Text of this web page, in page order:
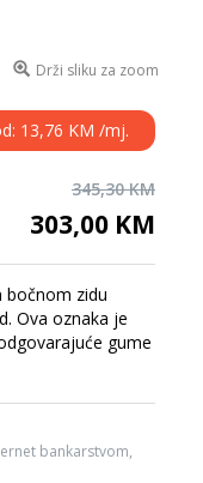
Drži sliku za zoom
13,76 KM /mj.
345,30 KM
303,00 KM
bočnom zidu
Ova oznaka je
gume
bankarstvom,